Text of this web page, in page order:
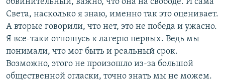
обвинительный, важно, что она на свободе. И сама
Света, насколько я знаю, именно так это оценивает.
А вторые говорили, что нет, это не победа и ужасно.
Я все-таки отношусь к лагерю первых. Ведь мы
понимали, что мог быть и реальный срок.
Возможно, этого не произошло из-за большой
общественной огласки, точно знать мы не можем.